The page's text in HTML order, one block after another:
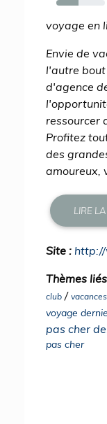
46%
voyage en
Envie de
l'autre bout
d'agence
ressourcer
Profitez
des
amoureux,
LIRE
Site :
Thèmes
club /
voyage
pas cher
pas cher